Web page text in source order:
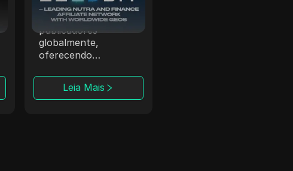
A LeadBit conecta
anunciantes e
publicadores
globalmente,
oferecendo
CPL com
rastreamento em
Leia Mais